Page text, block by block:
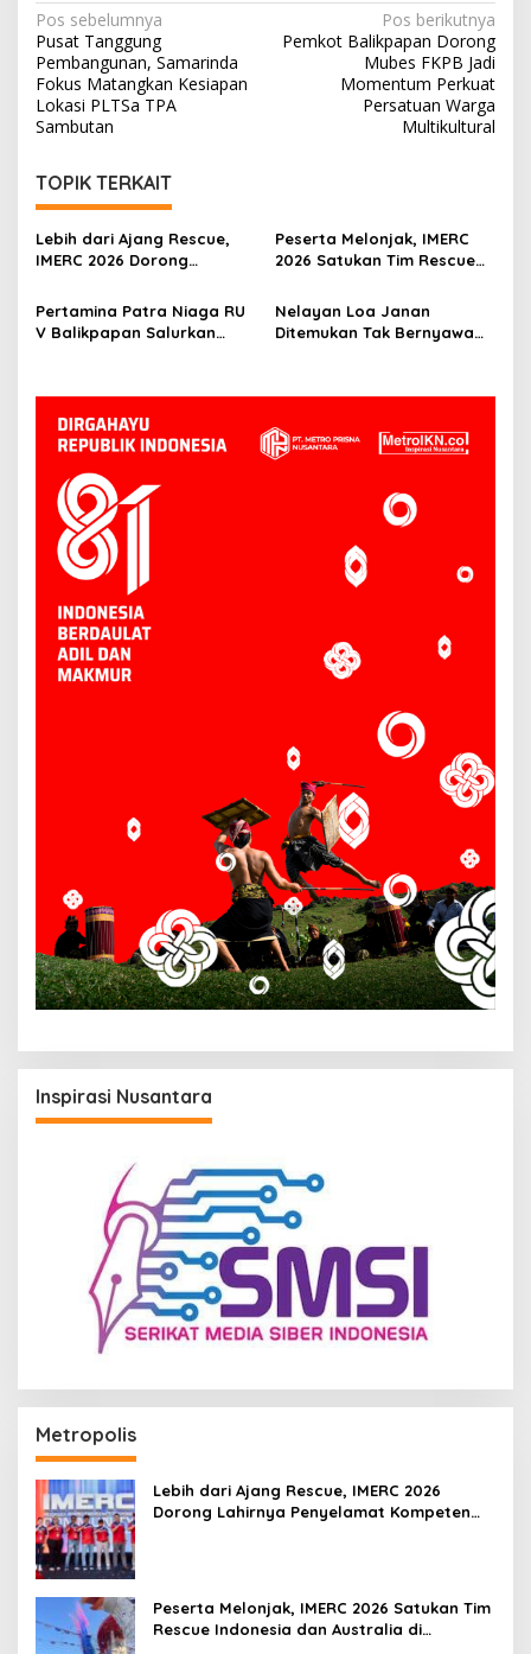
Navigasi
pos
Pos sebelumnya
Pusat Tanggung
Pembangunan, Samarinda
Fokus Matangkan Kesiapan
Lokasi PLTSa TPA
Sambutan
Pos berikutnya
Pemkot Balikpapan Dorong
Mubes FKPB Jadi
Momentum Perkuat
Persatuan Warga
Multikultural
TOPIK TERKAIT
Lebih dari Ajang Rescue,
IMERC 2026 Dorong
Kompeten untuk Indonesia
Peserta Melonjak, IMERC
2026 Satukan Tim Rescue
Balikpapan
Pertamina Patra Niaga RU
V Balikpapan Salurkan
Nelayan Loa Janan
Ditemukan Tak Bernyawa
Mahakam
Inspirasi Nusantara
Metropolis
Lebih dari Ajang Rescue, IMERC 2026
Dorong Lahirnya Penyelamat Kompeten
Peserta Melonjak, IMERC 2026 Satukan Tim
Rescue Indonesia dan Australia di